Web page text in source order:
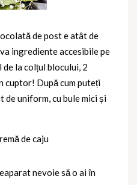
de post e atât de
ingrediente accesibile pe
de la colțul blocului, 2
cuptor! După cum puteți
uniform, cu bule mici și
nevoie să o ai în